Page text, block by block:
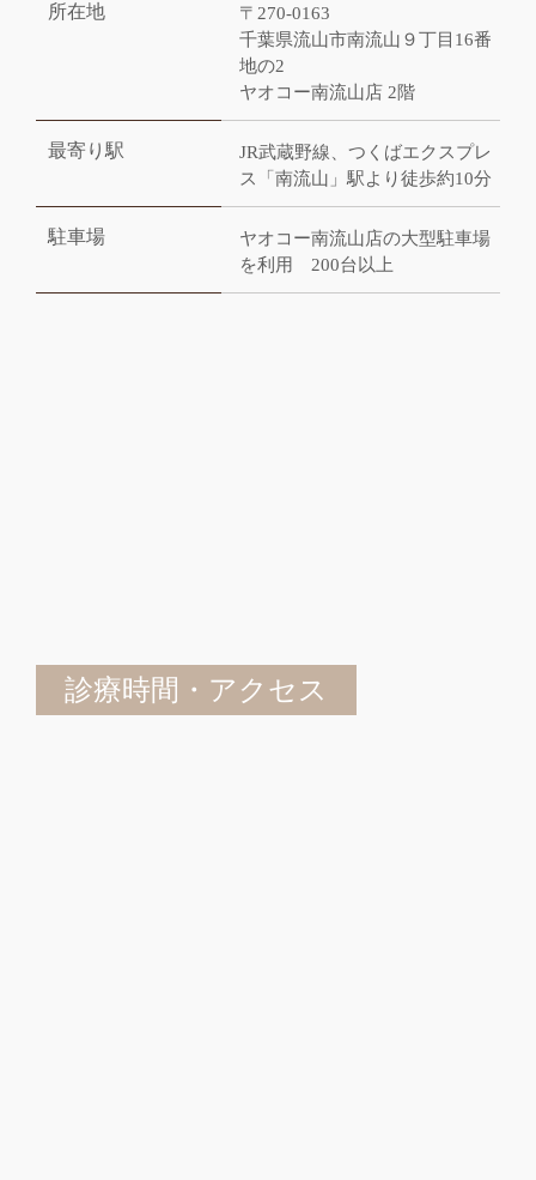
所在地
〒270-0163
千葉県流山市南流山９丁目16番
地の2
ヤオコー南流山店 2階
最寄り駅
JR武蔵野線、つくばエクスプレ
ス「南流山」駅より徒歩約10分
駐車場
ヤオコー南流山店の大型駐車場
を利用 200台以上
診療時間・アクセス